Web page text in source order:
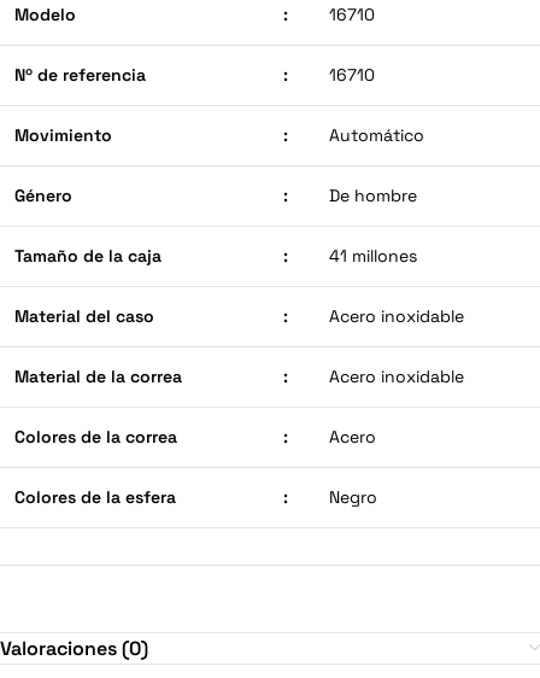
Modelo : 16710
Nº de referencia : 16710
Movimiento : Automático
Género : De hombre
Tamaño de la caja : 41 millones
Material del caso : Acero inoxidable
Material de la correa : Acero inoxidable
Colores de la correa : Acero
Colores de la esfera : Negro
Valoraciones (0)